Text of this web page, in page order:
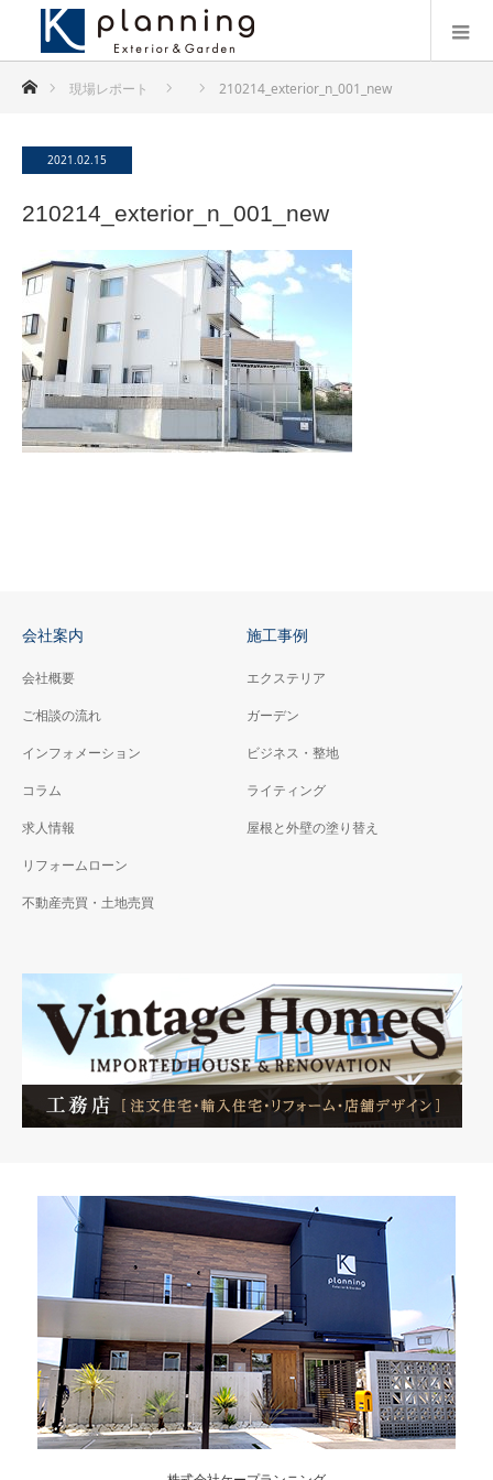
ホーム現場レポート 210214_exterior_n_001_new
2021.02.15
210214_exterior_n_001_new
会社案内
会社概要
ご相談の流れ
インフォメーション
コラム
求人情報
リフォームローン
不動産売買・土地売買
施工事例
エクステリア
ガーデン
ビジネス・整地
ライティング
屋根と外壁の塗り替え